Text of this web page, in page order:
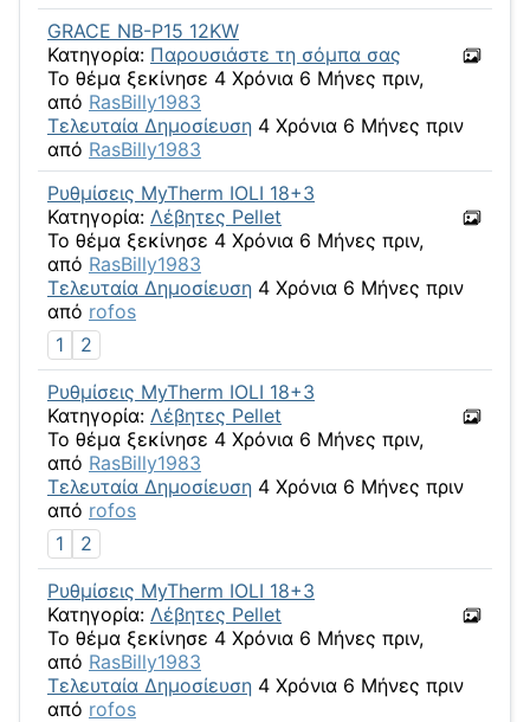
GRACE NB-P15 12KW
Κατηγορία: Παρουσιάστε τη σόμπα σας
Το θέμα ξεκίνησε 4 Χρόνια 6 Μήνες πριν,
από RasBilly1983
Τελευταία Δημοσίευση 4 Χρόνια 6 Μήνες πριν
από RasBilly1983
Ρυθμίσεις MyTherm IOLI 18+3
Κατηγορία: Λέβητες Pellet
Το θέμα ξεκίνησε 4 Χρόνια 6 Μήνες πριν,
από RasBilly1983
Τελευταία Δημοσίευση 4 Χρόνια 6 Μήνες πριν
από rofos
1
2
Ρυθμίσεις MyTherm IOLI 18+3
Κατηγορία: Λέβητες Pellet
Το θέμα ξεκίνησε 4 Χρόνια 6 Μήνες πριν,
από RasBilly1983
Τελευταία Δημοσίευση 4 Χρόνια 6 Μήνες πριν
από rofos
1
2
Ρυθμίσεις MyTherm IOLI 18+3
Κατηγορία: Λέβητες Pellet
Το θέμα ξεκίνησε 4 Χρόνια 6 Μήνες πριν,
από RasBilly1983
Τελευταία Δημοσίευση 4 Χρόνια 6 Μήνες πριν
από rofos